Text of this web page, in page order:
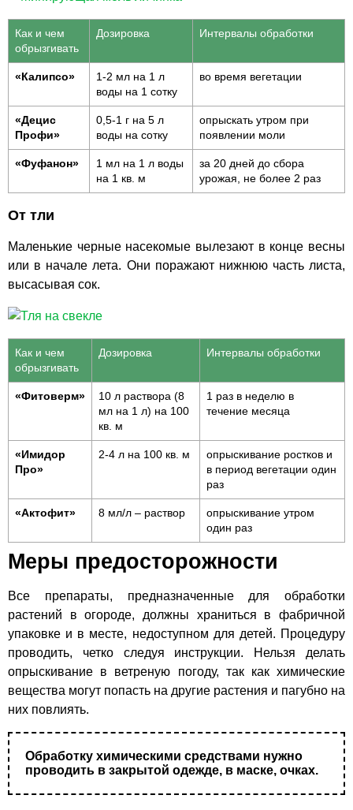
Как и чем
обрызгивать
Дозировка Интервалы обработки
«Калипсо»
1-2 мл на 1 л
воды на 1 сотку
во время вегетации
«Децис
Профи»
0,5-1 г на 5 л
воды на сотку
опрыскать утром при
появлении моли
«Фуфанон»
1 мл на 1 л воды
на 1 кв. м
за 20 дней до сбора
урожая, не более 2 раз
От тли
Маленькие черные насекомые вылезают в конце весны
или в начале лета. Они поражают нижнюю часть листа,
высасывая сок.
Как и чем
обрызгивать
Дозировка Интервалы обработки
«Фитоверм»
10 л раствора (8
мл на 1 л) на 100
кв. м
1 раз в неделю в
течение месяца
«Имидор
Про»
2-4 л на 100 кв. м
опрыскивание ростков и
в период вегетации один
раз
«Актофит» 8 мл/л – раствор
опрыскивание утром
один раз
Меры предосторожности
Все препараты, предназначенные для обработки
растений в огороде, должны храниться в фабричной
упаковке и в месте, недоступном для детей. Процедуру
проводить, четко следуя инструкции. Нельзя делать
опрыскивание в ветреную погоду, так как химические
вещества могут попасть на другие растения и пагубно на
них повлиять.
Обработку химическими средствами нужно
проводить в закрытой одежде, в маске, очках.